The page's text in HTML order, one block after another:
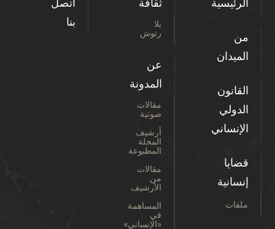
الرئيسية
من
الميدان
القانون
الدولي
الإنساني
قضايا
إنسانية
ملفات
ثقافة
بلا
رتوش
عن
المدونة
مقالات
صوتية
أرشيف
المجلة
المطبوعة
مقالات
من
الأرشيف
المساهمة
في
«الإنساني»
اتصل
بنا